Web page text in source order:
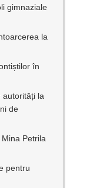
gimnaziale
la
în
autorități la
de
Petrila
pentru